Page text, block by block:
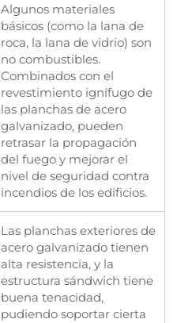
Algunos materiales
básicos (como la lana de
roca, la lana de vidrio) son
no combustibles.
Combinados con el
revestimiento ignífugo de
las planchas de acero
galvanizado, pueden
retrasar la propagación
del fuego y mejorar el
nivel de seguridad contra
incendios de los edificios.
Las planchas exteriores de
acero galvanizado tienen
alta resistencia, y la
estructura sándwich tiene
buena tenacidad,
pudiendo soportar cierta